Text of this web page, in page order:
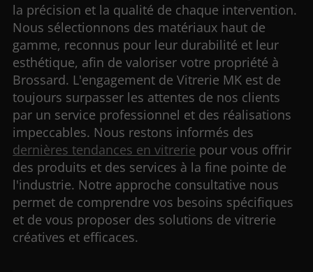
la précision et la qualité de chaque intervention.
Nous sélectionnons des matériaux haut de
gamme, reconnus pour leur durabilité et leur
esthétique, afin de valoriser votre propriété à
Brossard. L'engagement de Vitrerie MK est de
toujours surpasser les attentes de nos clients
par un service professionnel et des réalisations
impeccables. Nous restons informés des
dernières tendances en vitrerie pour vous offrir
des produits et des services à la fine pointe de
l'industrie. Notre approche consultative nous
permet de comprendre vos besoins spécifiques
et de vous proposer des solutions de vitrerie
créatives et efficaces.